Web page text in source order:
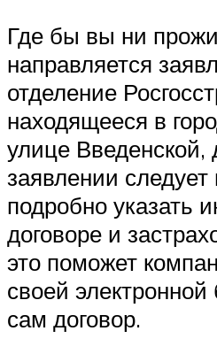
Где бы вы ни
направляется
отделение
находящееся в
улице
заявлении
подробно указать
договоре и
это поможет
своей
сам договор.